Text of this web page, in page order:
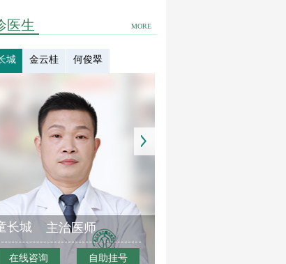
MORE
医生
城 金云桂 何俊翠
长城 主治医师
在线咨询 自助挂号